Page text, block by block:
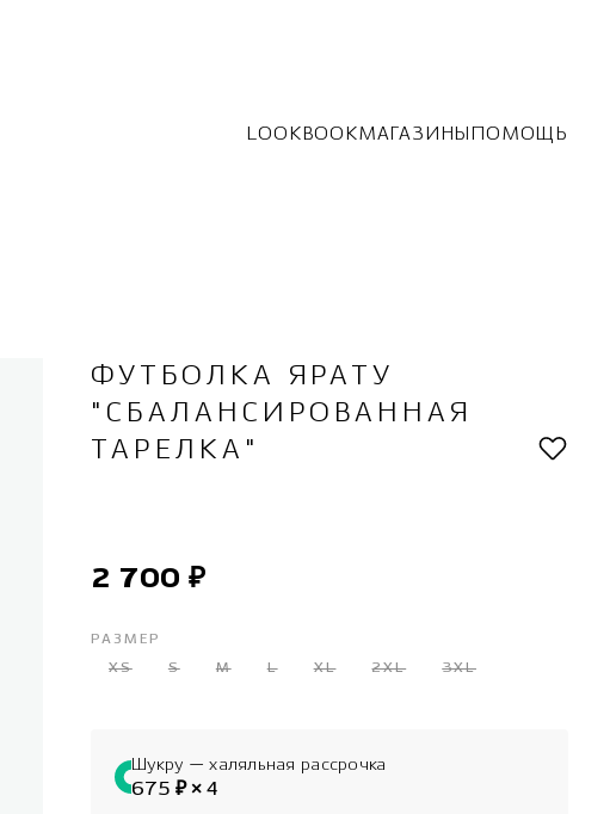
LOOKBOOKМАГАЗИНЫ ПОМОЩЬ
ФУТБОЛКА ЯРАТУ
"СБАЛАНСИРОВАННАЯ
ТАРЕЛКА"
2 700 ₽
РАЗМЕР
XS S M L XL 2XL 3XL
Шукру — халяльная рассрочка
675 ₽ × 4